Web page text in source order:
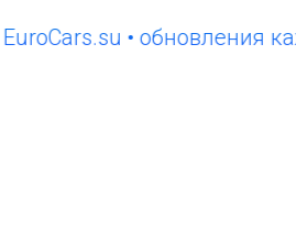
• обновления